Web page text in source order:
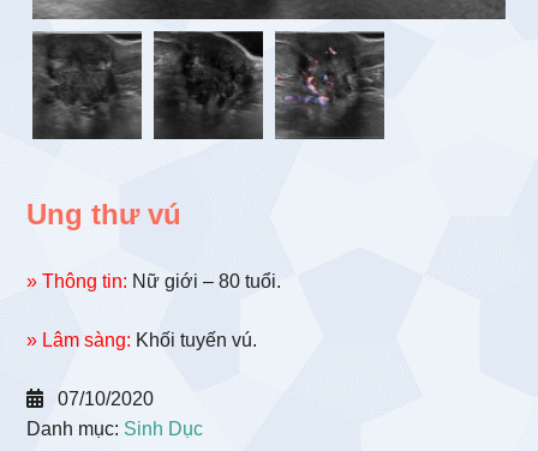
Ung thư vú
» Thông tin: Nữ giới – 80 tuổi.
» Lâm sàng: Khối tuyến vú.
07/10/2020
Danh mục: Sinh Dục